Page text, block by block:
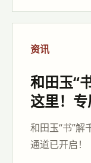
资讯
和田玉“
这里！
和田玉“书”解
通道已开启！